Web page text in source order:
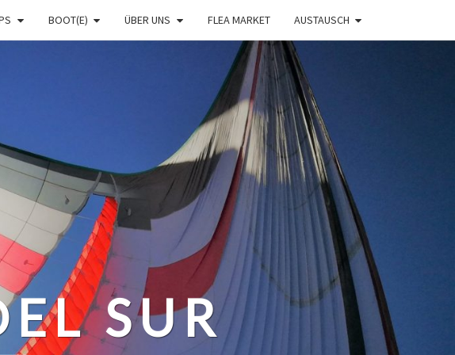
BOOT(E) ÜBER UNS FLEA MARKET AUSTAUSCH
SUR